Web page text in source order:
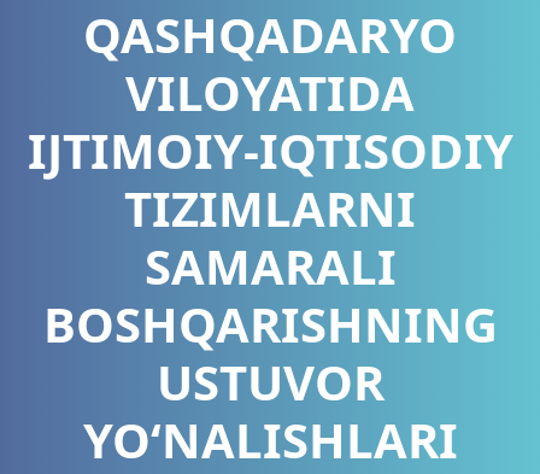
QASHQADARYO
VILOYATIDA
IJTIMOIY-IQTISODIY
TIZIMLARNI
SAMARALI
BOSHQARISHNING
USTUVOR
YO‘NALISHLARI